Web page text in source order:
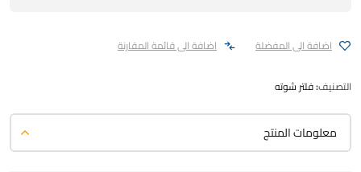
اضافة الى المفضلة اضافة الى قائمة المقارنة
التصنيف:فلتر شوته
معلومات المنتج